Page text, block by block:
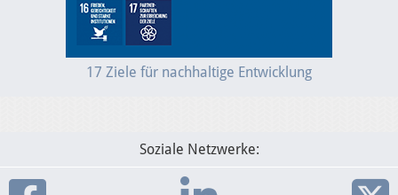
17 Ziele für nachhaltige Entwicklung
Soziale Netzwerke: